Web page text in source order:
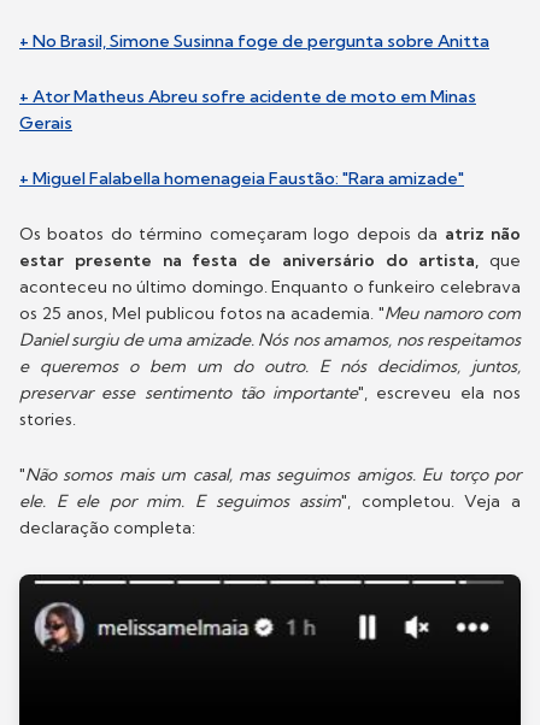
+ No Brasil, Simone Susinna foge de pergunta sobre Anitta
+ Ator Matheus Abreu sofre acidente de moto em Minas
Gerais
+ Miguel Falabella homenageia Faustão: "Rara amizade"
Os boatos do término começaram logo depois da atriz não
estar presente na festa de aniversário do artista, que
aconteceu no último domingo. Enquanto o funkeiro celebrava
os 25 anos, Mel publicou fotos na academia. "Meu namoro com
Daniel surgiu de uma amizade. Nós nos amamos, nos respeitamos
e queremos o bem um do outro. E nós decidimos, juntos,
preservar esse sentimento tão importante", escreveu ela nos
stories.
"Não somos mais um casal, mas seguimos amigos. Eu torço por
ele. E ele por mim. E seguimos assim", completou. Veja a
declaração completa: